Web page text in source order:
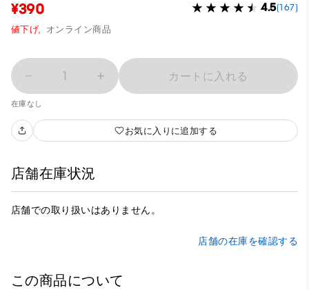
¥390 4.5(167)
値下げ, オンライン商品
1 カートに入れる
在庫なし
お気に入りに追加する
店舗在庫状況
店舗での取り扱いはありません。
店舗の在庫を確認する
この商品について